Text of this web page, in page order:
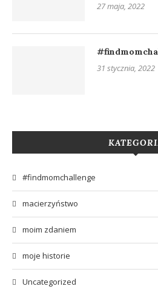
27 maja, 2022
31 stycznia, 2022
#findmomchallenge
macierzyństwo
moim zdaniem
moje historie
Uncategorized